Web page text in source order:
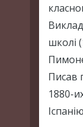
школі
Писав
1880-